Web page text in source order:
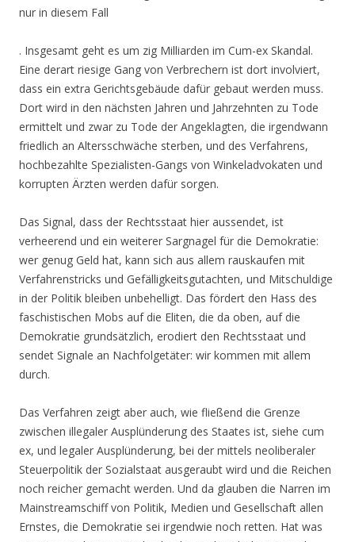
nur in diesem Fall
. Insgesamt geht es um zig Milliarden im Cum-ex Skandal.
Eine derart riesige Gang von Verbrechern ist dort involviert,
dass ein extra Gerichtsgebäude dafür gebaut werden muss.
Dort wird in den nächsten Jahren und Jahrzehnten zu Tode
ermittelt und zwar zu Tode der Angeklagten, die irgendwann
friedlich an Altersschwäche sterben, und des Verfahrens,
hochbezahlte Spezialisten-Gangs von Winkeladvokaten und
korrupten Ärzten werden dafür sorgen.
Das Signal, dass der Rechtsstaat hier aussendet, ist
verheerend und ein weiterer Sargnagel für die Demokratie:
wer genug Geld hat, kann sich aus allem rauskaufen mit
Verfahrenstricks und Gefälligkeitsgutachten, und Mitschuldige
in der Politik bleiben unbehelligt. Das fördert den Hass des
faschistischen Mobs auf die Eliten, die da oben, auf die
Demokratie grundsätzlich, erodiert den Rechtsstaat und
sendet Signale an Nachfolgetäter: wir kommen mit allem
durch.
Das Verfahren zeigt aber auch, wie fließend die Grenze
zwischen illegaler Ausplünderung des Staates ist, siehe cum
ex, und legaler Ausplünderung, bei der mittels neoliberaler
Steuerpolitik der Sozialstaat ausgeraubt wird und die Reichen
noch reicher gemacht werden. Und da glauben die Narren im
Mainstreamschiff von Politik, Medien und Gesellschaft allen
Ernstes, die Demokratie sei irgendwie noch retten. Hat was